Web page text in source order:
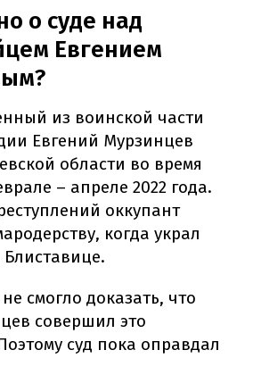
о суде над
Евгением
из воинской части
Евгений Мурзинцев
области во время
– апреле 2022 года.
оккупант
когда украл
смогло доказать, что
совершил это
суд пока оправдал